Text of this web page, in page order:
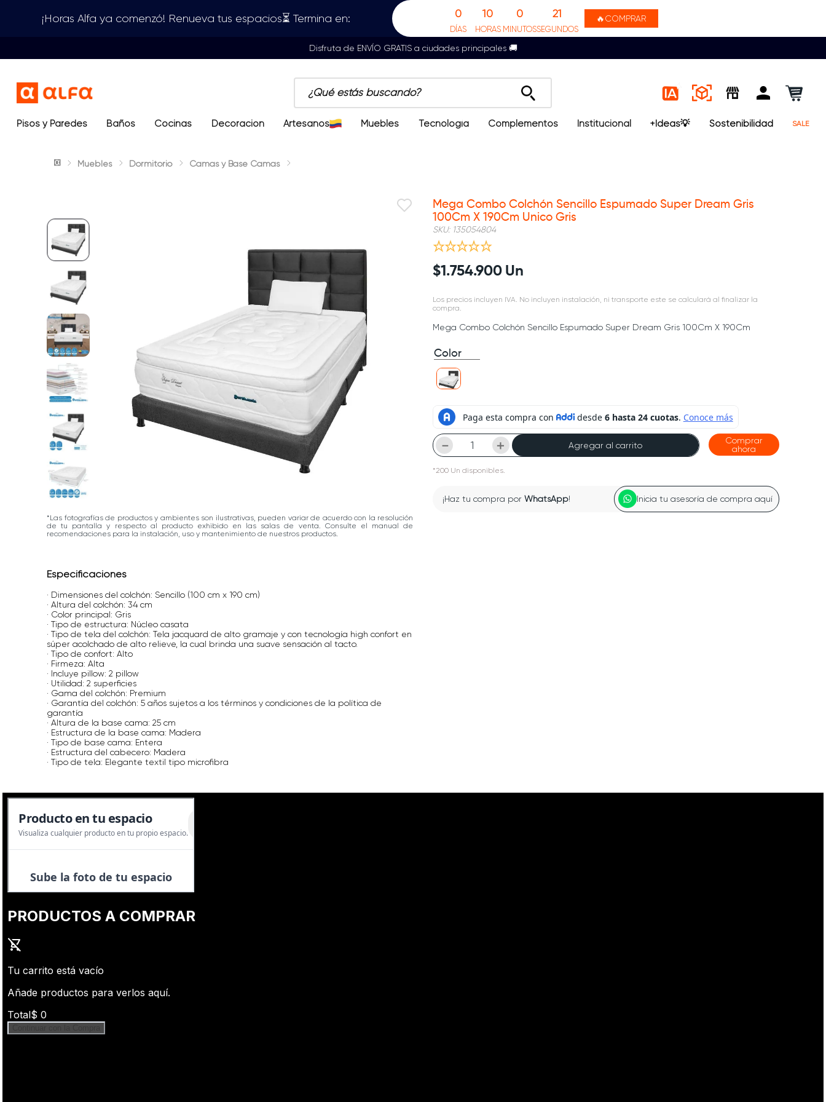
¡Horas Alfa ya comenzó! Renueva tus espacios⏳ Termina en: 0
DÍAS
10
HORAS
0
MINUTOS
21
SEGUNDOS
🔥COMPRAR
Disfruta de ENVÍO GRATIS a ciudades principales 🚚
¿Qué estás buscando?
Términos más buscados
2. sanitario
Pisos y Paredes Baños Cocinas Decoración Artesanos Muebles Tecnología Complementos Institucional +Ideas💡 Sostenibilidad SALE
Muebles Dormitorio Camas y Base Camas
*Las fotografías de productos y ambientes son ilustrativas, pueden variar de acuerdo con la resolución
de tu pantalla y respecto al producto exhibido en las salas de venta. Consulte el manual de
recomendaciones para la instalación, uso y mantenimiento de nuestros productos.
Especificaciones
· Dimensiones del colchón: Sencillo (100 cm x 190 cm)
· Altura del colchón: 34 cm
· Color principal: Gris
· Tipo de estructura: Núcleo casata
· Tipo de tela del colchón: Tela jacquard de alto gramaje y con tecnología high confort en
súper acolchado de alto relieve, la cual brinda una suave sensación al tacto.
· Tipo de confort: Alto
· Firmeza: Alta
· Incluye pillow: 2 pillow
· Utilidad: 2 superficies
· Gama del colchón: Premium
· Garantía del colchón: 5 años sujetos a los términos y condiciones de la política de
garantía
· Altura de la base cama: 25 cm
· Estructura de la base cama: Madera
· Tipo de base cama: Entera
· Estructura del cabecero: Madera
· Tipo de tela: Elegante textil tipo microfibra
Mega Combo Colchón Sencillo Espumado Super Dream Gris
100Cm X 190Cm Unico Gris
SKU: 135054804
$1 .754.900 Un
Los precios incluyen IVA. No incluyen instalación, ni transporte este se calculará al finalizar la
compra.
Mega Combo Colchón Sencillo Espumado Super Dream Gris 100Cm X 190Cm
Color
＋
－ Agregar al carrito
*200 Un disponibles.
Comprar
ahora
¡Haz tu compra por WhatsApp! Inicia tu asesoría de compra aquí